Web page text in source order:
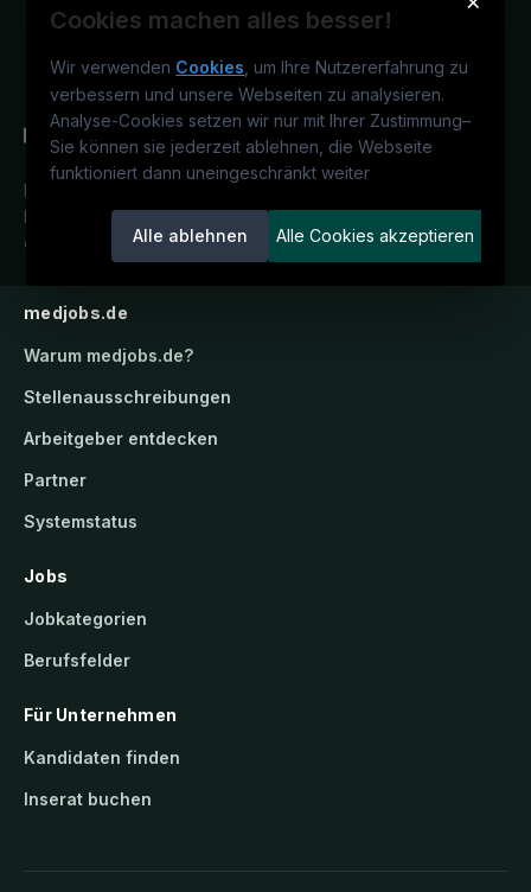
Cookies machen alles besser!
Wir verwenden Cookies, um Ihre Nutzererfahrung zu
verbessern und unsere Webseiten zu analysieren.
Analyse-Cookies setzen wir nur mit Ihrer Zustimmung–
Sie können sie jederzeit ablehnen, die Webseite
funktioniert dann uneingeschränkt weiter
Alle ablehnen Alle Cookies akzeptieren
Deutschlands medizinisches
Karriereportal.Ein Service der
candidatis GmbH.
medjobs.de
Warum medjobs.de?
Stellenausschreibungen
Arbeitgeber entdecken
Partner
Systemstatus
Jobs
Jobkategorien
Berufsfelder
Für Unternehmen
Kandidaten finden
Inserat buchen